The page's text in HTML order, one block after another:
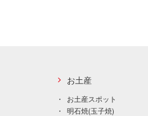
お土産
お土産スポット
明石焼(玉子焼)